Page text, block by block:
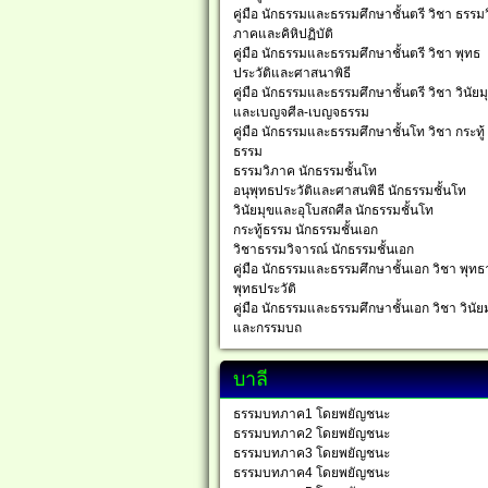
คู่มือ นักธรรมและธรรมศึกษาชั้นตรี วิชา ธรรม
ภาคและคิหิปฏิบัติ
คู่มือ นักธรรมและธรรมศึกษาชั้นตรี วิชา พุทธ
ประวัติและศาสนาพิธี
คู่มือ นักธรรมและธรรมศึกษาชั้นตรี วิชา วินัย
และเบญจศีล-เบญจธรรม
คู่มือ นักธรรมและธรรมศึกษาชั้นโท วิชา กระทู้
ธรรม
ธรรมวิภาค นักธรรมชั้นโท
อนุพุทธประวัติและศาสนพิธี นักธรรมชั้นโท
วินัยมุขและอุโบสถศีล นักธรรมชั้นโท
กระทู้ธรรม นักธรรมชั้นเอก
วิชาธรรมวิจารณ์ นักธรรมชั้นเอก
คู่มือ นักธรรมและธรรมศึกษาชั้นเอก วิชา พุทธ
พุทธประวัติ
คู่มือ นักธรรมและธรรมศึกษาชั้นเอก วิชา วินัย
และกรรมบถ
บาลี
ธรรมบทภาค1 โดยพยัญชนะ
ธรรมบทภาค2 โดยพยัญชนะ
ธรรมบทภาค3 โดยพยัญชนะ
ธรรมบทภาค4 โดยพยัญชนะ